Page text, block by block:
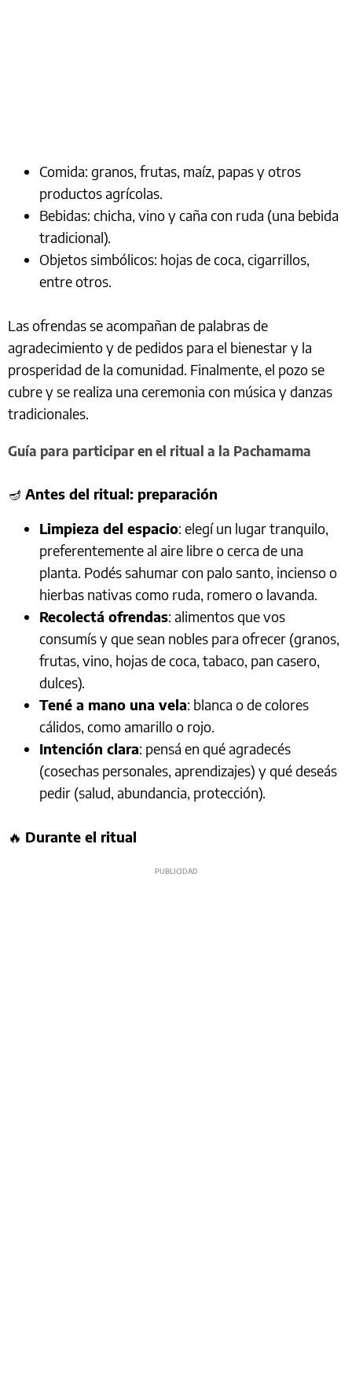
Comida: granos, frutas, maíz, papas y otros
productos agrícolas.
Bebidas: chicha, vino y caña con ruda (una bebida
tradicional).
Objetos simbólicos: hojas de coca, cigarrillos,
entre otros.
Las ofrendas se acompañan de palabras de
agradecimiento y de pedidos para el bienestar y la
prosperidad de la comunidad. Finalmente, el pozo se
cubre y se realiza una ceremonia con música y danzas
tradicionales.
Guía para participar en el ritual a la Pachamama
🪔 Antes del ritual: preparación
Limpieza del espacio: elegí un lugar tranquilo,
preferentemente al aire libre o cerca de una
planta. Podés sahumar con palo santo, incienso o
hierbas nativas como ruda, romero o lavanda.
Recolectá ofrendas: alimentos que vos
consumís y que sean nobles para ofrecer (granos,
frutas, vino, hojas de coca, tabaco, pan casero,
dulces).
Tené a mano una vela: blanca o de colores
cálidos, como amarillo o rojo.
Intención clara: pensá en qué agradecés
(cosechas personales, aprendizajes) y qué deseás
pedir (salud, abundancia, protección).
🔥 Durante el ritual